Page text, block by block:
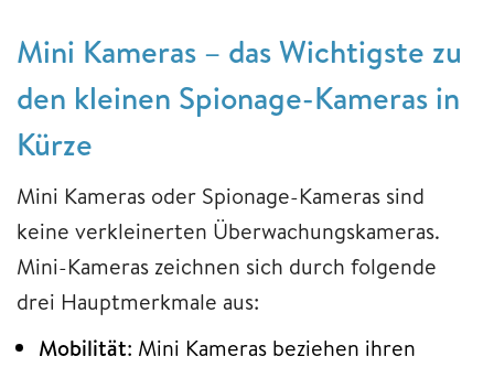
Mini Kameras – das Wichtigste zu
den kleinen Spionage-Kameras in
Kürze
Mini Kameras oder Spionage-Kameras sind
keine verkleinerten Überwachungskameras.
Mini-Kameras zeichnen sich durch folgende
drei Hauptmerkmale aus:
Mobilität: Mini Kameras beziehen ihren